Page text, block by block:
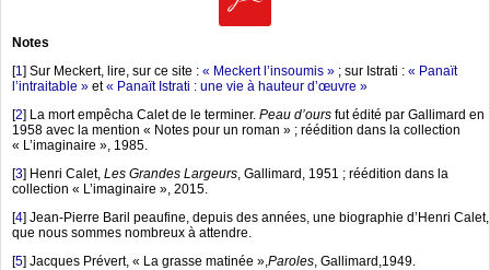
Notes
[1 ] Sur Meckert, lire, sur ce site : « Meckert l’insoumis » ; sur Istrati : « Panaït
l’intraitable » et« Panaït Istrati : une vie à hauteur d’œuvre »
[2] La mort empêcha Calet de le terminer. Peau d’ours fut édité par Gallimard en
1958 avec la mention « Notes pour un roman » ; réédition dans la collection
« L’imaginaire », 1985.
[3] Henri Calet, Les Grandes Largeurs , Gallimard, 1951 ; réédition dans la
collection « L’imaginaire », 2015.
[4] Jean-Pierre Baril peaufine, depuis des années, une biographie d’Henri Calet,
que nous sommes nombreux à attendre.
[5] Jacques Prévert, « La grasse matinée », Paroles , Gallimard,1949.